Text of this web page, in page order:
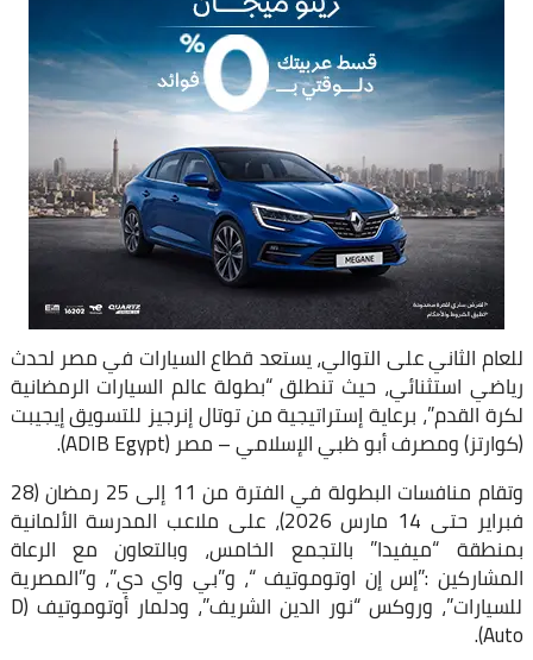
​للعام الثاني على التوالي، يستعد قطاع السيارات في مصر لحدث
رياضي استثنائي، حيث تنطلق “بطولة عالم السيارات الرمضانية
لكرة القدم”، برعاية إستراتيجية من توتال إنرجيز للتسويق إيجيبت
(كوارتز) ومصرف أبو ظبي الإسلامي – مصر (ADIB Egypt).
و​تقام منافسات البطولة في الفترة من 11 إلى 25 رمضان (28
فبراير حتى 14 مارس 2026)، على ملاعب المدرسة الألمانية
بمنطقة “ميفيدا” بالتجمع الخامس، وبالتعاون مع الرعاة
المشاركين :”إس إن اوتوموتيف “، و”بي واي دي”، و”المصرية
للسيارات”، وروكس “نور الدين الشريف”، ودلمار أوتوموتيف (D
Auto).